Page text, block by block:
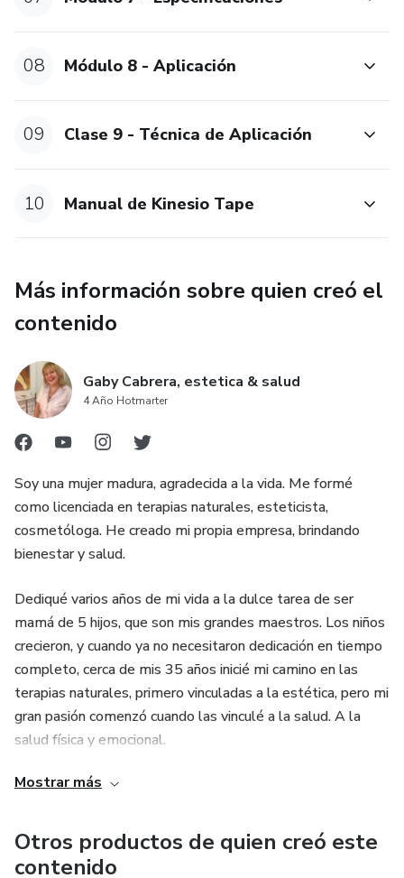
08 Módulo 8 - Aplicación
09 Clase 9 - Técnica de Aplicación
10 Manual de Kinesio Tape
Más información sobre quien creó el
contenido
Gaby Cabrera, estetica & salud
4 Año Hotmarter
Soy una mujer madura, agradecida a la vida. Me formé
como licenciada en terapias naturales, esteticista,
cosmetóloga. He creado mi propia empresa, brindando
bienestar y salud.
Dediqué varios años de mi vida a la dulce tarea de ser
mamá de 5 hijos, que son mis grandes maestros. Los niños
crecieron, y cuando ya no necesitaron dedicación en tiempo
completo, cerca de mis 35 años inicié mi camino en las
terapias naturales, primero vinculadas a la estética, pero mi
gran pasión comenzó cuando las vinculé a la salud. A la
salud física y emocional.
Fue así que hace unos 20 años nace la clínica destinada a
de personas que pasaron por mis manos me han hecho
crecer en conocimiento y experiencia. Algunas personas
Mostrar más
Otros productos de quien creó este
contenido